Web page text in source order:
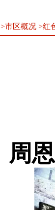
>市区概况 >红
周